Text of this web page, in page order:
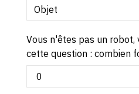
Vous n'êtes pas un
cette question : combien